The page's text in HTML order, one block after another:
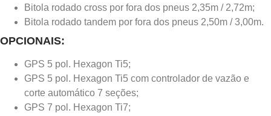
Bitola rodado cross por fora dos pneus 2,35m / 2,72m;
Bitola rodado tandem por fora dos pneus 2,50m / 3,00m.
OPCIONAIS:
GPS 5 pol. Hexagon Ti5;
GPS 5 pol. Hexagon Ti5 com controlador de vazão e
corte automático 7 seções;
GPS 7 pol. Hexagon Ti7;